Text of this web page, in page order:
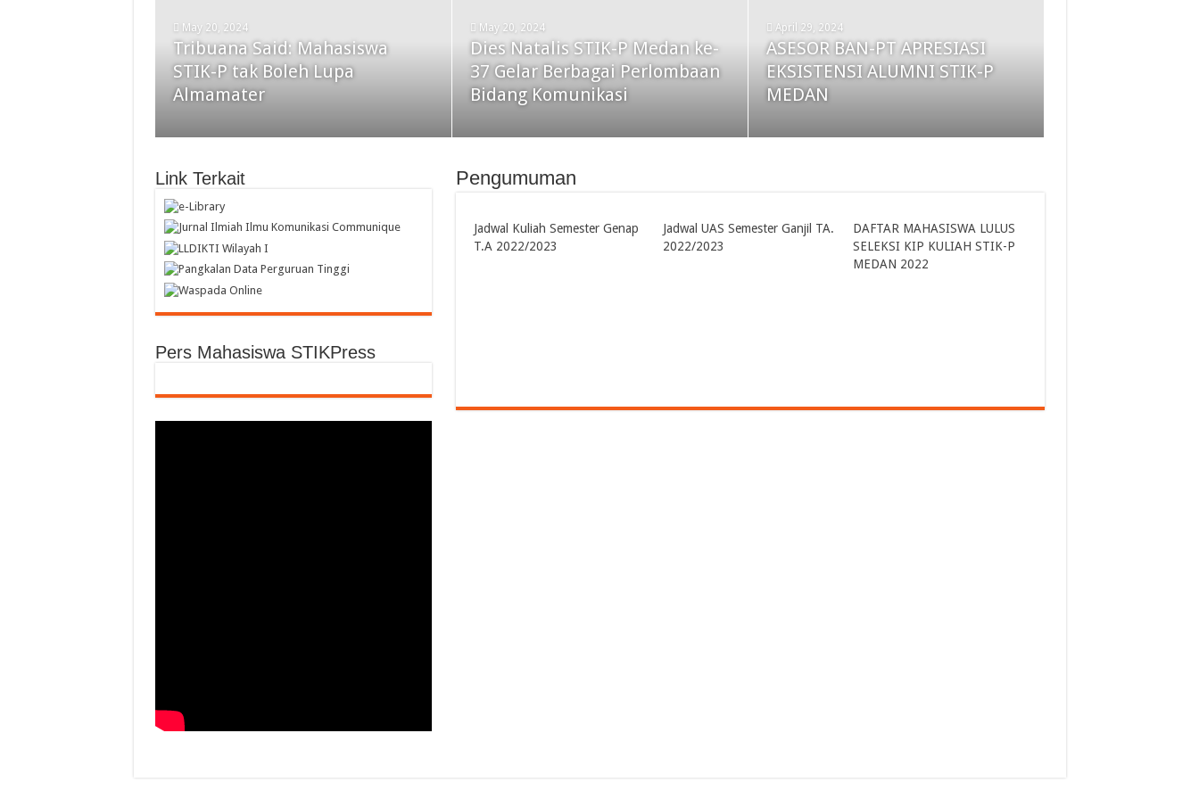
May 2, 2025
STIK-P Medan Dorong Dosen-
Alumni Kuliah S2-S3 di Turki
Pengenalan Dunia Jurnalistik &
Broadcasting, Mahasiswa Baru
STIK-P Kunjungan ke TVRI
Sumut
September 5, 2024
Mahasiswa Baru Antusias Ikuti
PKKMB STIK-P Medan
May 20, 2024
Tribuana Said: Mahasiswa
STIK-P tak Boleh Lupa
Almamater
May 20, 2024
Dies Natalis STIK-P Medan ke-
37 Gelar Berbagai Perlombaan
Bidang Komunikasi
April 29, 2024
ASESOR BAN-PT APRESIASI
EKSISTENSI ALUMNI STIK-P
MEDAN
Pengumuman
Jadwal Kuliah Semester Genap
T.A 2022/2023
Jadwal UAS Semester Ganjil TA.
2022/2023
DAFTAR MAHASISWA LULUS
SELEKSI KIP KULIAH STIK-P
MEDAN 2022
Link Terkait
Pers Mahasiswa STIKPress